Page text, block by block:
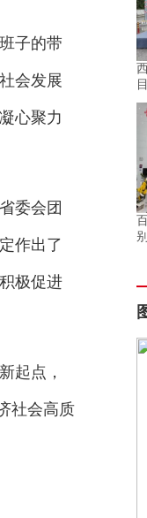
子的带
会发展
心聚力
委会团
作出了
极促进
起点，
社会高质